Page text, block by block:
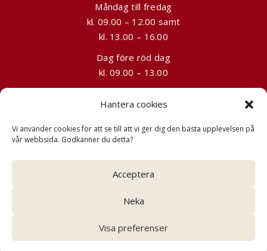
Hantera cookies
Vi använder cookies för att se till att vi ger dig den bästa upplevelsen på
vår webbsida. Godkänner du detta?
Acceptera
Neka
Visa preferenser
Måndag till fredag
kl. 09.00 – 12.00 samt
kl. 13.00 – 16.00
Dag före röd dag
kl. 09.00 – 13.00
info@grandtours.se
Copyright 2024 WE Travel Group